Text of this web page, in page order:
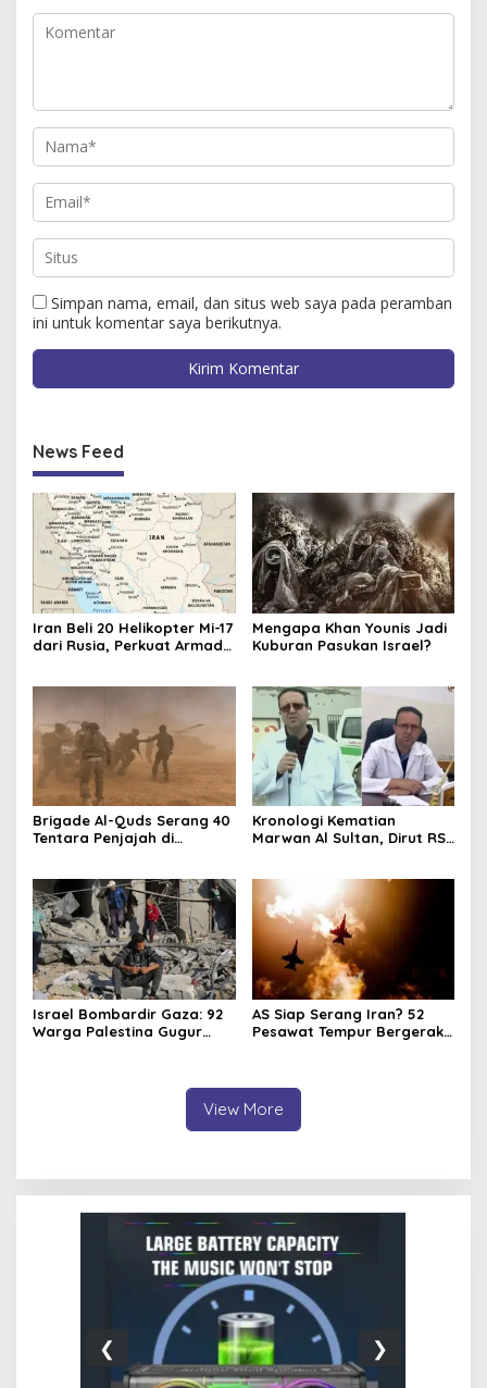
Simpan nama, email, dan situs web saya pada peramban
ini untuk komentar saya berikutnya.
News Feed
Iran Beli 20 Helikopter Mi-17
dari Rusia, Perkuat Armada
Mengapa Khan Younis Jadi
Kuburan Pasukan Israel?
Brigade Al-Quds Serang 40
Tentara Penjajah di
Kronologi Kematian
Marwan Al Sultan, Dirut RS
Israel Bombardir Gaza: 92
Warga Palestina Gugur
AS Siap Serang Iran? 52
Pesawat Tempur Bergerak,
View More
❮ ❯